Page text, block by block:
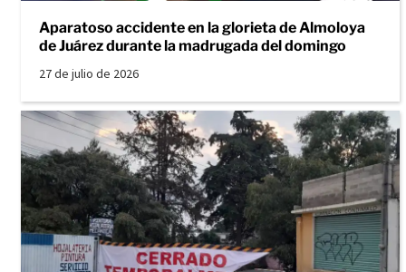
Aparatoso accidente en la glorieta de Almoloya
de Juárez durante la madrugada del domingo
27 de julio de 2026